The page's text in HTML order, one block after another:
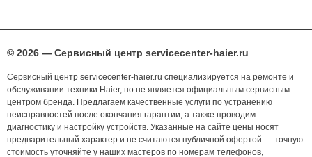
© 2026 — Сервисный центр servicecenter-haier.ru
Сервисный центр servicecenter-haier.ru специализируется на ремонте и
обслуживании техники Haier, но не является официальным сервисным
центром бренда. Предлагаем качественные услуги по устранению
неисправностей после окончания гарантии, а также проводим
диагностику и настройку устройств. Указанные на сайте цены носят
предварительный характер и не считаются публичной офертой — точную
стоимость уточняйте у наших мастеров по номерам телефонов,